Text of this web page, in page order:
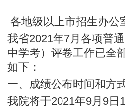
各地级以上市招生办公
我省2021年7月各项普
中学考）评卷工作已全
如下：
一、成绩公布时间和方
我院将于2021年9月9日